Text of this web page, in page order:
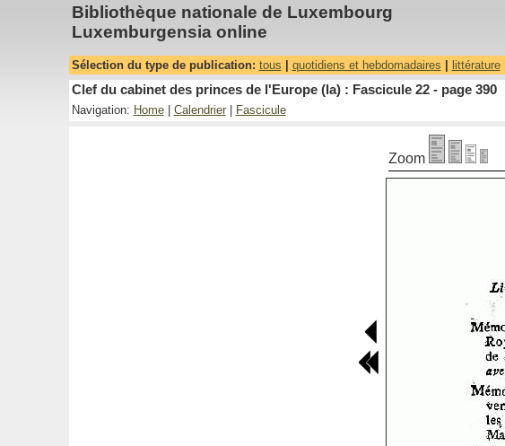
Bibliothèque nationale de Luxembourg
Luxemburgensia online
Sélection du type de publication: tous quotidiens et hebdomadaires littérature|
Clef du cabinet des princes de l'Europe (la) : Fascicule 22 - page 390
Navigation: Home| Calendrier| Fascicule
Zoom